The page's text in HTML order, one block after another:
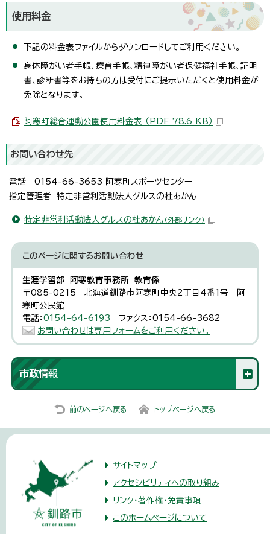
使用料金
下記の料金表ファイルからダウンロードしてご利用ください。
身体障がい者手帳、療育手帳、精神障がい者保健福祉手帳、証明
書、診断書等をお持ちの方は受付にご提示いただくと使用料金が
免除となります。
阿寒町総合運動公園使用料金表 （PDF 78.6 KB）
お問い合わせ先
電話 0154-66-3653 阿寒町スポーツセンター
指定管理者 特定非営利活動法人グルスの杜あかん
特定非営利活動法人グルスの杜あかん （外部リンク）
このページに関するお問い合わせ
生涯学習部 阿寒教育事務所 教育係
〒085-0215 北海道釧路市阿寒町中央2丁目4番1号 阿
寒町公民館
電話：0154-64-6193
ファクス：0154-66-3682
お問い合わせは専用フォームをご利用ください。
市政情報
前のページへ戻る トップページへ戻る
サイトマップ
アクセシビリティへの取り組み
リンク・著作権・免責事項
このホームページについて